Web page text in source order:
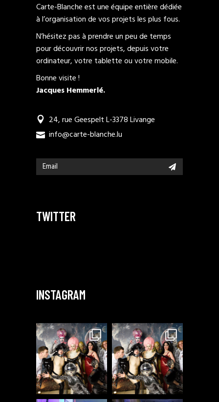
Carte-Blanche est une équipe entière dédiée
à l’organisation de vos projets les plus fous.
N’hésitez pas à prendre un peu de temps
pour découvrir nos projets, depuis votre
ordinateur, votre tablette ou votre mobile.
Bonne visite !
Jacques Hemmerlé.
24, rue Geespelt L-3378 Livange
info@carte-blanche.lu
TWITTER
INSTAGRAM